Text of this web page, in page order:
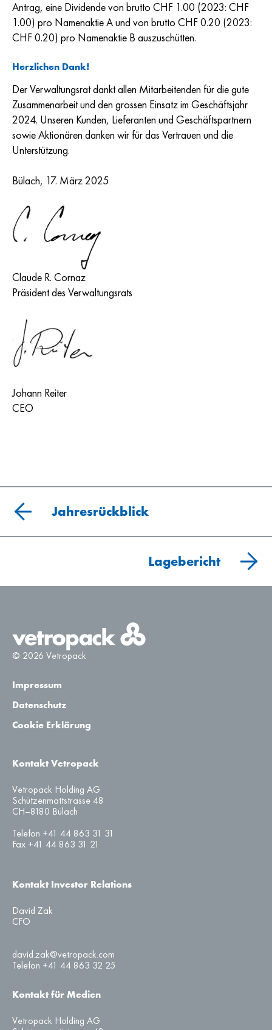
Antrag, eine Dividende von brutto CHF 1.00 (2023: CHF
1.00) pro Namenaktie A und von brutto CHF 0.20 (2023:
CHF 0.20) pro Namenaktie B auszuschütten.
Herzlichen Dank!
Der Verwaltungsrat dankt allen Mitarbeitenden für die gute
Zusammenarbeit und den grossen Einsatz im Geschäftsjahr
2024. Unseren Kunden, Lieferanten und Geschäftspartnern
sowie Aktionären danken wir für das Vertrauen und die
Unterstützung.
Bülach, 17. März 2025
Claude R. Cornaz
Präsident des Verwaltungsrats
Johann Reiter
CEO
Jahresrückblick
Lagebericht
© 2026 Vetropack
Impressum
Datenschutz
Cookie Erklärung
Kontakt Vetropack
Vetropack Holding AG
Schützenmattstrasse 48
CH–8180 Bülach
Telefon +41 44 863 31 31
Fax +41 44 863 31 21
Kontakt Investor Relations
David Zak
CFO
david.zak@vetropack.com
Telefon +41 44 863 32 25
Kontakt für Medien
Vetropack Holding AG